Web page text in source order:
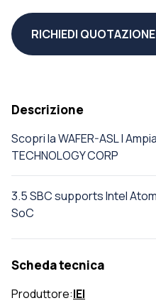
RICHIEDI QUOTAZIONE
Descrizione
Scopri la WAFER-ASL |
TECHNOLOGY CORP
3.5 SBC supports Intel
SoC
Scheda tecnica
Produttore:IEI